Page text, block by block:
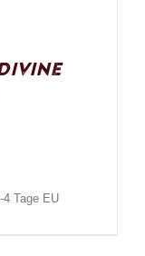
Tage EU